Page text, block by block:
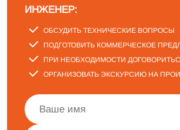
ИНЖЕНЕР:
ОБСУДИТЬ ТЕХНИЧЕСКИЕ ВОПРОСЫ
ПОДГОТОВИТЬ КОММЕРЧЕСКОЕ
ПРИ НЕОБХОДИМОСТИ
ОРГАНИЗОВАТЬ ЭКСКУРСИЮ НА